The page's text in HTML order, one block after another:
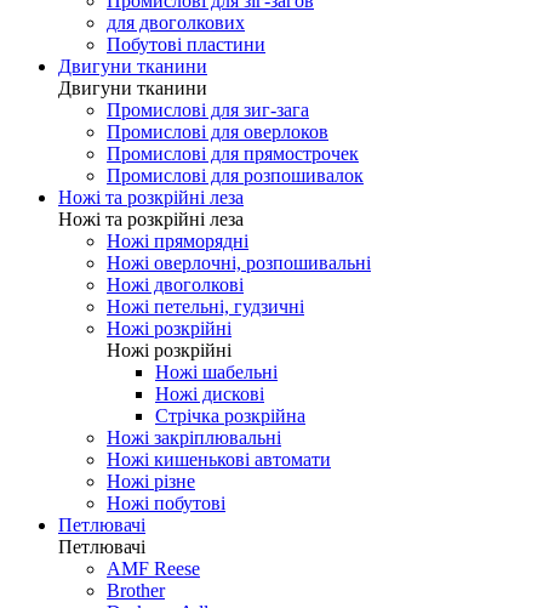
для двоголкових
Побутові пластини
Двигуни тканини
Двигуни тканини
Промислові для зиг-зага
Промислові для оверлоков
Промислові для прямострочек
Промислові для розпошивалок
Ножі та розкрійні леза
Ножі та розкрійні леза
Ножі пряморядні
Ножі оверлочні, розпошивальні
Ножі двоголкові
Ножі петельні, гудзичні
Ножі розкрійні
Ножі розкрійні
Ножі шабельні
Ножі дискові
Стрічка розкрійна
Ножі закріплювальні
Ножі кишенькові автомати
Ножі різне
Ножі побутові
Петлювачі
Петлювачі
AMF Reese
Brother